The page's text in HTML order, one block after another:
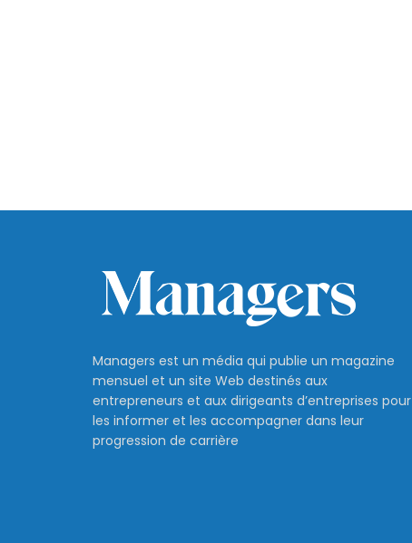
Managers est un média qui publie un magazine
mensuel et un site Web destinés aux
entrepreneurs et aux dirigeants d’entreprises pour
les informer et les accompagner dans leur
progression de carrière